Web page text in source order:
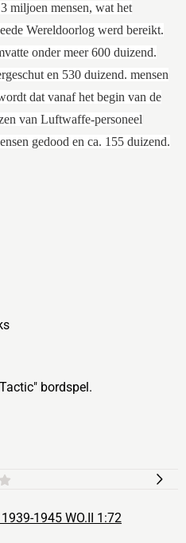
miljoen mensen, wat het
Wereldoorlog werd bereikt.
onder meer 600 duizend.
en 530 duizend. mensen
dat vanaf het begin van de
van Luftwaffe-personeel
gedood en ca. 155 duizend.
bordspel.
1945 WO.II 1:72